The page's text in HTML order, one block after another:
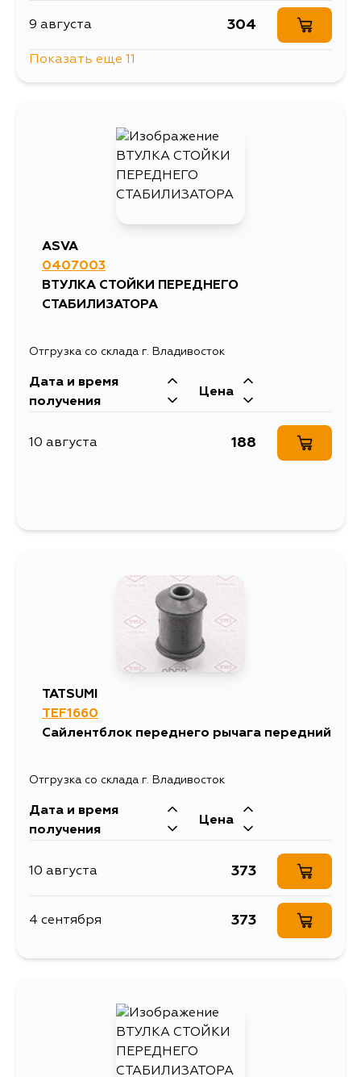
9 августа 304
304
12 августа
Показать еще 11
ASVA
0407003
ВТУЛКА СТОЙКИ ПЕРЕДНЕГО
СТАБИЛИЗАТОРА
Отгрузка со склада г. Владивосток
Дата и время
получения
Цена
10 августа 188
TATSUMI
TEF1660
Сайлентблок переднего рычага передний
Отгрузка со склада г. Владивосток
Дата и время
получения
Цена
10 августа 373
4 сентября 373